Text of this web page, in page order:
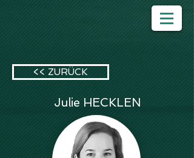
<< ZURÜCK
Julie HECKLEN